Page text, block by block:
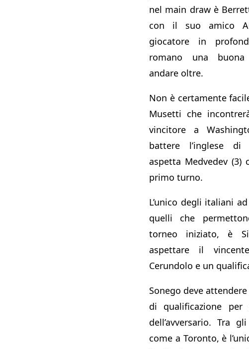
nel main draw è
con il suo amico
giocatore in
romano una
andare oltre.
Non è certamente
Musetti che
vincitore a
battere l’inglese di
aspetta Medvedev (3)
primo turno.
L’unico degli italiani
quelli che
torneo iniziato, è
aspettare il
Cerundolo e un
Sonego deve
di qualificazione
dell’avversario. Tra
come a Toronto, è